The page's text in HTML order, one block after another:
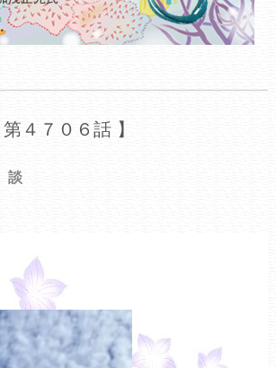
４７０６話 】
談